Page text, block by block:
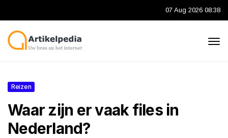
07 Aug 2026 08:38
Reizen
Waar zijn er vaak files in
Nederland?